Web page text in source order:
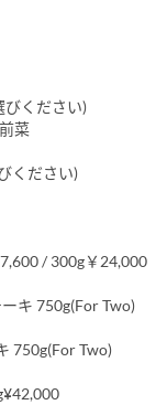
びください)
菜
ください)
/ 300g￥24,000
キ 750g(For Two)
750g(For Two)